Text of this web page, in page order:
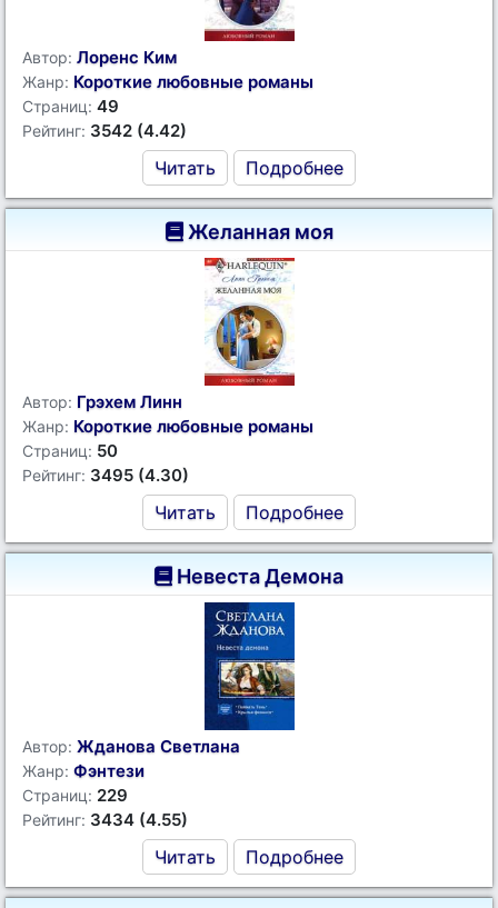
Автор: Лоренс Ким
Жанр: Короткие любовные романы
Страниц: 49
Рейтинг: 3542 (4.42)
Читать Подробнее
Желанная моя
Автор: Грэхем Линн
Жанр: Короткие любовные романы
Страниц: 50
Рейтинг: 3495 (4.30)
Читать Подробнее
Невеста Демона
Автор: Жданова Светлана
Жанр: Фэнтези
Страниц: 229
Рейтинг: 3434 (4.55)
Читать Подробнее